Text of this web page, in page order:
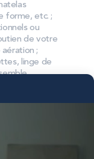
forme, etc. ;
ou
de votre
;
linge de
détenue par
et des